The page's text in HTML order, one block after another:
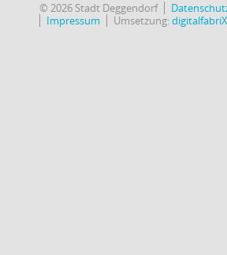
© 2026 Stadt Deggendorf
Impressum
Umsetzung: